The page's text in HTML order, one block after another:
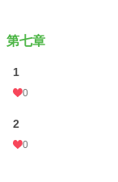
第七章
1
0
2
0